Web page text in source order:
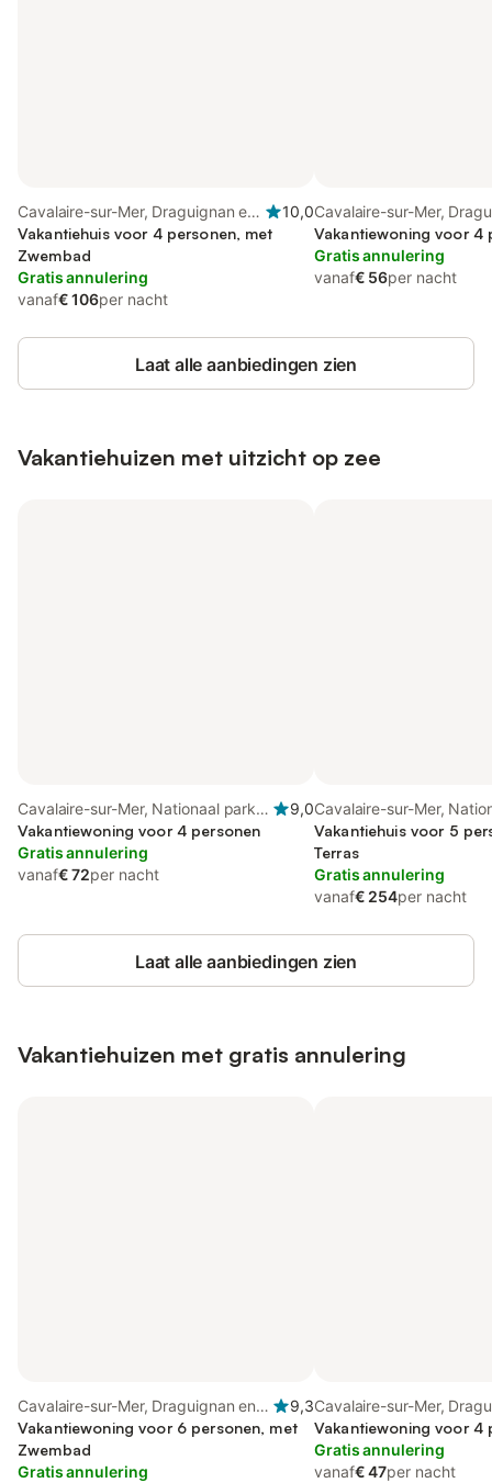
Cavalaire-sur-Mer, Draguignan en
omgeving
10,0
Vakantiehuis voor 4 personen, met
Zwembad
Gratis annulering
vanaf€ 106per nacht
Cavalaire-sur-Mer,
omgeving
Vakantiewoning voor 4
Gratis annulering
vanaf€ 56per nacht
Laat alle aanbiedingen zien
Vakantiehuizen met uitzicht op zee
Cavalaire-sur-Mer, Nationaal park
Port-Cros
9,0
Vakantiewoning voor 4 personen
Gratis annulering
vanaf€ 72per nacht
Cavalaire-sur-Mer,
Port-Cros
Vakantiehuis voor 5
Terras
Gratis annulering
vanaf€ 254per nacht
Laat alle aanbiedingen zien
Vakantiehuizen met gratis annulering
Cavalaire-sur-Mer, Draguignan en
omgeving
9,3
Vakantiewoning voor 6 personen, met
Zwembad
Gratis annulering
Cavalaire-sur-Mer,
omgeving
Vakantiewoning voor 4
Gratis annulering
vanaf€ 47per nacht